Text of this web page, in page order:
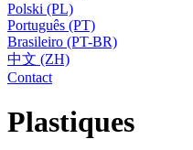
Polski (PL)
Português (PT)
Brasileiro (PT-BR)
中文 (ZH)
Contact
Plastiques